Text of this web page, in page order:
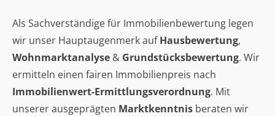
Als Sachverständige für Immobilienbewertung legen
wir unser Hauptaugenmerk aufHausbewertung,
Wohnmarktanalyse & Grundstücksbewertung. Wir
ermitteln einen fairen Immobilienpreis nach
Immobilienwert-Ermittlungsverordnung. Mit
unserer ausgeprägten Marktkenntnis beraten wir